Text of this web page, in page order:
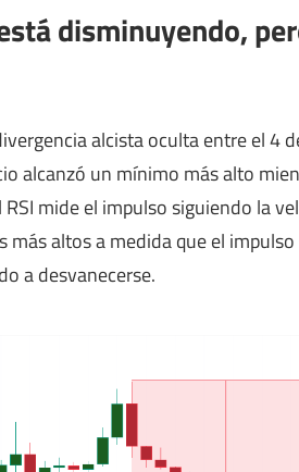
disminuyendo,
alcista oculta entre el 4
alcanzó un mínimo más alto
mide el impulso siguiendo la
más altos a medida que el
a desvanecerse.